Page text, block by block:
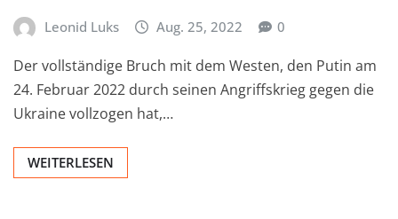
Leonid Luks Aug. 25, 2022 0
Der vollständige Bruch mit dem Westen, den Putin am
24. Februar 2022 durch seinen Angriffskrieg gegen die
Ukraine vollzogen hat,…
WEITERLESEN